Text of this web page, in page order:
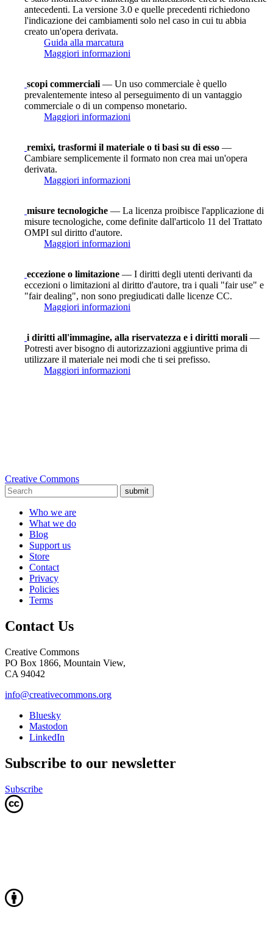
antecedenti. La versione 3.0 e quelle precedenti richiedono
l'indicazione dei cambiamenti solo nel caso in cui tu abbia
creato un'opera derivata.
Guida alla marcatura
Maggiori informazioni
scopi commerciali — Un uso commerciale è quello
prevalentemente inteso al perseguimento di un vantaggio
commerciale o di un compenso monetario.
Maggiori informazioni
remixi, trasformi il materiale o ti basi su di esso —
Cambiare semplicemente il formato non crea mai un'opera
derivata.
Maggiori informazioni
misure tecnologiche — La licenza proibisce l'applicazione di
misure tecnologiche, come definite dall'articolo 11 del Trattato
OMPI sul diritto d'autore.
Maggiori informazioni
eccezione o limitazione — I diritti degli utenti derivanti da
eccezioni o limitazioni al diritto d'autore, tra i quali "fair use" e
"fair dealing", non sono pregiudicati dalle licenze CC.
Maggiori informazioni
i diritti all'immagine, alla riservatezza e i diritti morali —
Potresti aver bisogno di autorizzazioni aggiuntive prima di
utilizzare il materiale nei modi che ti sei prefisso.
Maggiori informazioni
Creative Commons
submit
Who we are
What we do
Blog
Support us
Store
Contact
Privacy
Policies
Terms
Contact Us
Creative Commons
PO Box 1866, Mountain View,
CA 94042
info@creativecommons.org
Bluesky
Mastodon
LinkedIn
Subscribe to our newsletter
Subscribe